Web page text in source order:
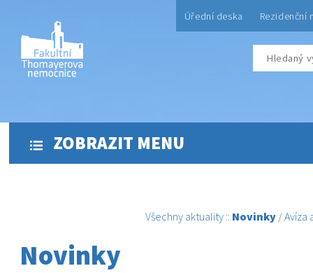
Úřední deska Rezidenční
ZOBRAZIT MENU
Všechny aktuality :: Novinky /Avíza
Novinky